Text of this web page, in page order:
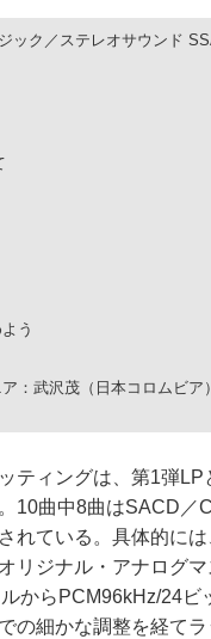
ック／ステレオサウンド
う
：武沢茂（日本コロムビア）
ティングは、第1弾
10曲中8曲はSACD
されている。具体的
リジナル・アナロ
からPCM96kHz/24
の細かな調整を経て